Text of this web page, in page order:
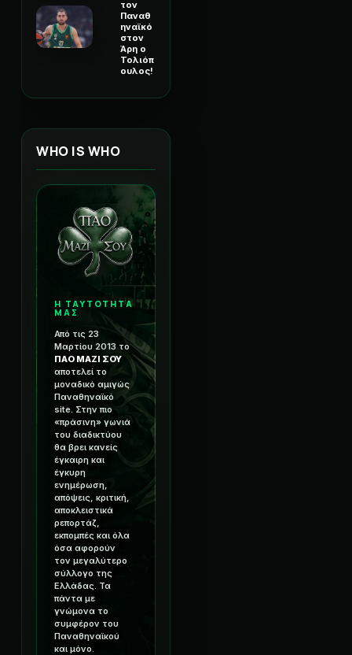
τον
Παναθ
ηναϊκό
στον
Άρη ο
Τολιόπ
ουλος!
WHO IS WHO
Η ΤΑΥΤΟΤΗΤΑ
ΜΑΣ
Από τις 23
Μαρτίου 2013 το
ΠΑΟ ΜΑΖΙ ΣΟΥ
αποτελεί το
μοναδικό αμιγώς
Παναθηναϊκό
site. Στην πιο
«πράσινη» γωνιά
του διαδικτύου
θα βρει κανείς
έγκαιρη και
έγκυρη
ενημέρωση,
απόψεις, κριτική,
αποκλειστικά
ρεπορτάζ,
εκπομπές και όλα
όσα αφορούν
τον μεγαλύτερο
σύλλογο της
Ελλάδας. Τα
πάντα με
γνώμονα το
συμφέρον του
Παναθηναϊκού
και μόνο.